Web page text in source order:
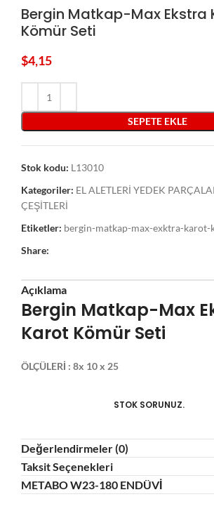
Bergin Matkap-Max Ekstra
Kömür Seti
$4,15
SEPETE EKLE
Stok kodu: L13010
Kategoriler: EL ALETLERİ YEDEK
ÇEŞİTLERİ
Etiketler: bergin-matkap-max-exktra-karot-
Share:
Açıklama
Bergin Matkap-Max
Karot Kömür Seti
ÖLÇÜLERİ : 8x 10 x 25
STOK SORUNUZ.
Değerlendirmeler (0)
Taksit Seçenekleri
METABO W23-180 ENDÜVİ